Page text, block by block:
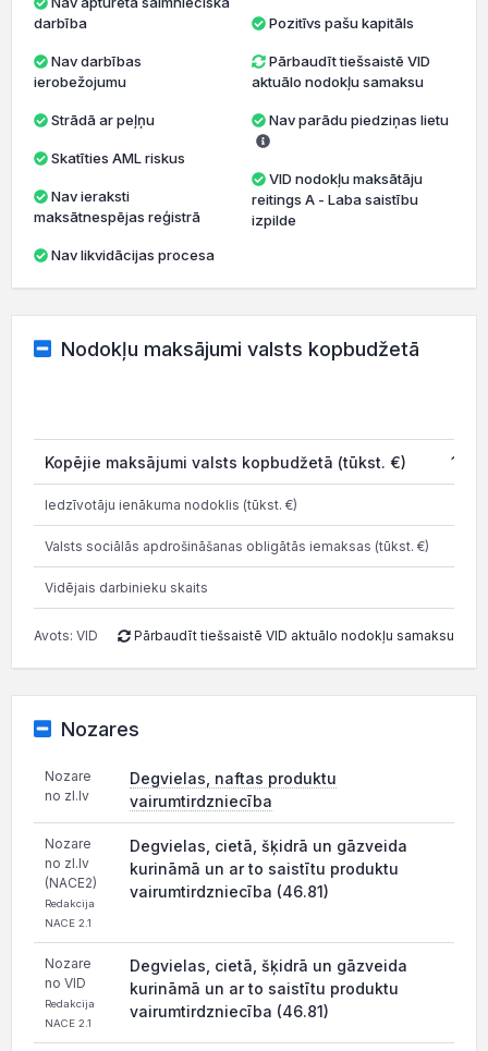
darbība
ierobežojumu
Strādā ar peļņu
Skatīties AML riskus
maksātnespējas reģistrā
Nav likvidācijas procesa
Pozitīvs pašu kapitāls
Pārbaudīt tiešsaistē VID
aktuālo nodokļu samaksu
Nav parādu piedziņas lietu
VID nodokļu maksātāju
reitings A - Laba saistību
izpilde
Nodokļu maksājumi valsts kopbudžetā
Kopējie maksājumi valsts kopbudžetā (tūkst. €) 187
Iedzīvotāju ienākuma nodoklis (tūkst. €)
Valsts sociālās apdrošināšanas obligātās iemaksas (tūkst. €)
Vidējais darbinieku skaits
Avots: VID Pārbaudīt tiešsaistē VID aktuālo nodokļu samaksu
Nozares
Nozare
no zl.lv
Degvielas, naftas produktu
vairumtirdzniecība
Nozare
no zl.lv
(NACE2)
Redakcija
NACE 2.1
Degvielas, cietā, šķidrā un gāzveida
kurināmā un ar to saistītu produktu
vairumtirdzniecība (46.81)
Nozare
no VID
Redakcija
NACE 2.1
Degvielas, cietā, šķidrā un gāzveida
kurināmā un ar to saistītu produktu
vairumtirdzniecība (46.81)